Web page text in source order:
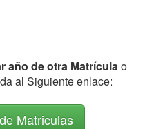
año de otra Matrículao
al Siguiente enlace:
Matriculas